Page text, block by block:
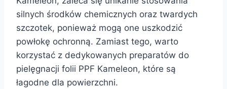
silnych środków chemicznych oraz twardych
szczotek, ponieważ mogą one uszkodzić
powłokę ochronną. Zamiast tego, warto
korzystać z dedykowanych preparatów do
pielęgnacji folii PPF Kameleon, które są
łagodne dla powierzchni.